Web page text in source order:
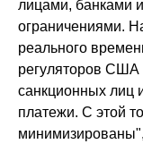
лицами, банками
ограничениями.
реального
регуляторов США
санкционных лиц
платежи. С этой
минимизированы",